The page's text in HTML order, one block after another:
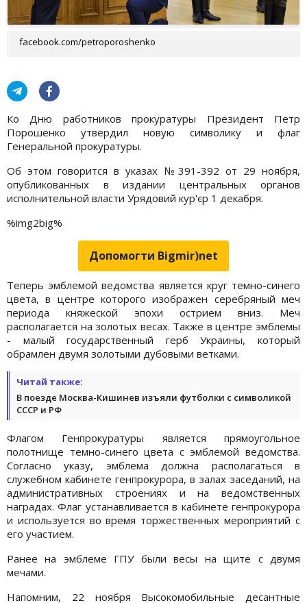
facebook.com/petroporoshenko
Ко Дню работников прокуратуры Президент Петр
Порошенко утвердил новую символику и флаг
Генеральной прокуратуры.
Об этом говорится в указах №391-392 от 29 ноября,
опубликованных в издании центральных органов
исполнительной власти Урядовий кур'єр 1 декабря.
%img2big%
Допомогти Bigmir)net
Теперь эмблемой ведомства является круг темно-синего
цвета, в центре которого изображен серебряный меч
периода княжеской эпохи острием вниз. Меч
располагается на золотых весах. Также в центре эмблемы
- малый государственный герб Украины, который
обрамлен двумя золотыми дубовыми ветками.
Читай также:
В поезде Москва-Кишинев изъяли футболки с символикой
СССР и РФ
Флагом Генпрокуратуры является прямоугольное
полотнище темно-синего цвета с эмблемой ведомства.
Согласно указу, эмблема должна располагаться в
служебном кабинете генпрокурора, в залах заседаний, на
административных строениях и на ведомственных
наградах. Флаг устанавливается в кабинете генпрокурора
и используется во время торжественных мероприятий с
его участием.
Ранее на эмблеме ГПУ были весы на щите с двумя
мечами.
Напомним, 22 ноября Высокомобильные десантные